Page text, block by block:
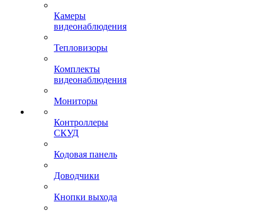
Камеры
видеонаблюдения
Тепловизоры
Комплекты
видеонаблюдения
Мониторы
Контроллеры
СКУД
Кодовая панель
Доводчики
Кнопки выхода